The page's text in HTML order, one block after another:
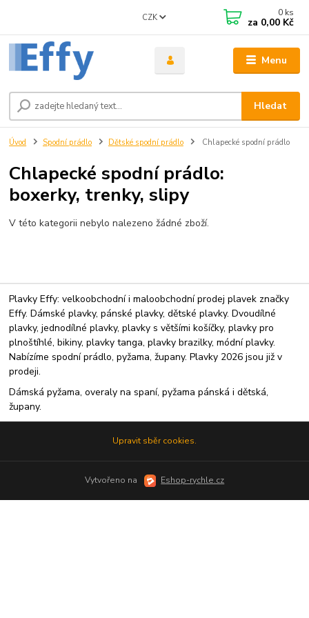
Menu
CZK
Hledat
0 ks
za 0,00 Kč
Úvod Spodní prádlo Dětské spodní prádlo Chlapecké spodní prádlo
Chlapecké spodní prádlo:
boxerky, trenky, slipy
V této kategorii nebylo nalezeno žádné zboží.
Plavky Effy: velkoobchodní i maloobchodní prodej plavek značky
Effy. Dámské plavky, pánské plavky, dětské plavky. Dvoudílné
plavky, jednodílné plavky, plavky s většími košíčky, plavky pro
plnoštíhlé, bikiny, plavky tanga, plavky brazilky, módní plavky.
Nabízíme spodní prádlo, pyžama, župany. Plavky 2026 jsou již v
prodeji.
Dámská pyžama, overaly na spaní, pyžama pánská i dětská,
župany.
Upravit sběr cookies.
Vytvořeno na Eshop-rychle.cz